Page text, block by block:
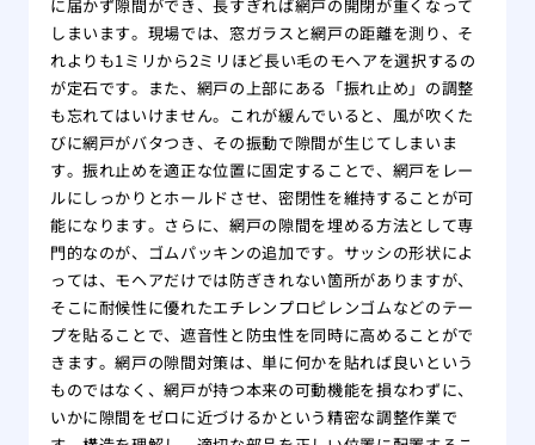
に届かず隙間ができ、長すぎれば網戸の開閉が重くなって
しまいます。現場では、窓ガラスと網戸の距離を測り、そ
れよりも1ミリから2ミリほど長い毛のモヘアを選択するの
が定石です。また、網戸の上部にある「振れ止め」の調整
も忘れてはいけません。これが緩んでいると、風が吹くた
びに網戸がバタつき、その振動で隙間が生じてしまいま
す。振れ止めを適正な位置に固定することで、網戸をレー
ルにしっかりとホールドさせ、密閉性を維持することが可
能になります。さらに、網戸の隙間を埋める方法として専
門的なのが、ゴムパッキンの追加です。サッシの形状によ
っては、モヘアだけでは防ぎきれない箇所がありますが、
そこに耐候性に優れたエチレンプロピレンゴムなどのテー
プを貼ることで、遮音性と防虫性を同時に高めることがで
きます。網戸の隙間対策は、単に何かを貼れば良いという
ものではなく、網戸が持つ本来の可動機能を損なわずに、
いかに隙間をゼロに近づけるかという精密な調整作業で